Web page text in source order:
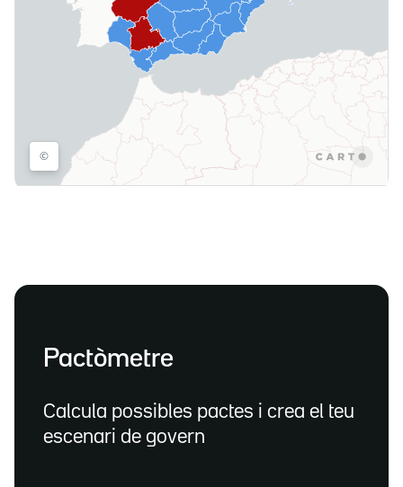
Pactòmetre
Calcula possibles pactes i crea el teu
escenari de govern